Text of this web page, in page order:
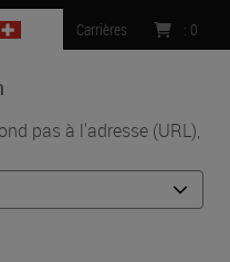
pas à l'adresse (URL),
Carrières : 0
MENU
•